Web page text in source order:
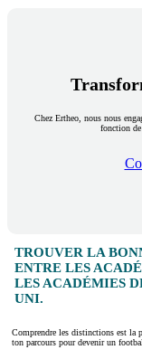
Chez Ertheo, nous nous
fonction
TROUVER LA
ENTRE LES
LES ACADÉMIES
UNI.
Comprendre les distinctions est la
ton parcours pour devenir un